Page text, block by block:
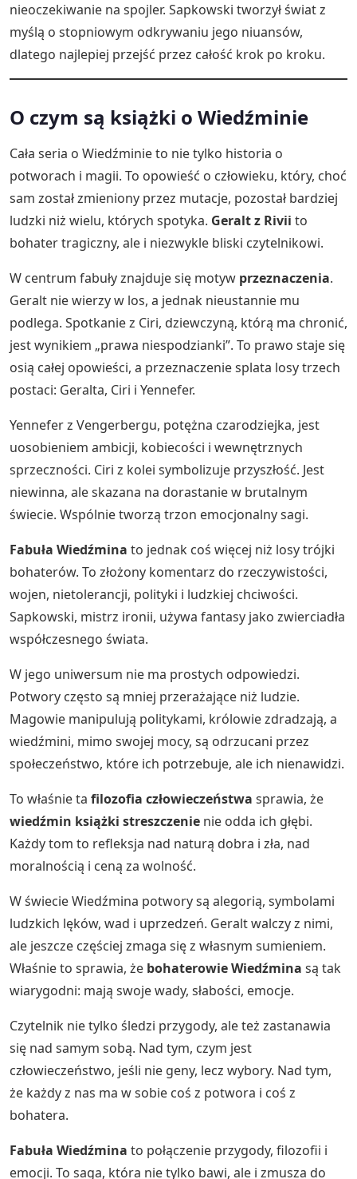
nieoczekiwanie na spojler. Sapkowski tworzył świat z
myślą o stopniowym odkrywaniu jego niuansów,
dlatego najlepiej przejść przez całość krok po kroku.
O czym są książki o Wiedźminie
Cała seria o Wiedźminie to nie tylko historia o
potworach i magii. To opowieść o człowieku, który, choć
sam został zmieniony przez mutacje, pozostał bardziej
ludzki niż wielu, których spotyka. Geralt z Rivii to
bohater tragiczny, ale i niezwykle bliski czytelnikowi.
W centrum fabuły znajduje się motyw przeznaczenia.
Geralt nie wierzy w los, a jednak nieustannie mu
podlega. Spotkanie z Ciri, dziewczyną, którą ma chronić,
jest wynikiem „prawa niespodzianki”. To prawo staje się
osią całej opowieści, a przeznaczenie splata losy trzech
postaci: Geralta, Ciri i Yennefer.
Yennefer z Vengerbergu, potężna czarodziejka, jest
uosobieniem ambicji, kobiecości i wewnętrznych
sprzeczności. Ciri z kolei symbolizuje przyszłość. Jest
niewinna, ale skazana na dorastanie w brutalnym
świecie. Wspólnie tworzą trzon emocjonalny sagi.
Fabuła Wiedźmina to jednak coś więcej niż losy trójki
bohaterów. To złożony komentarz do rzeczywistości,
wojen, nietolerancji, polityki i ludzkiej chciwości.
Sapkowski, mistrz ironii, używa fantasy jako zwierciadła
współczesnego świata.
W jego uniwersum nie ma prostych odpowiedzi.
Potwory często są mniej przerażające niż ludzie.
Magowie manipulują politykami, królowie zdradzają, a
wiedźmini, mimo swojej mocy, są odrzucani przez
społeczeństwo, które ich potrzebuje, ale ich nienawidzi.
To właśnie ta filozofia człowieczeństwa sprawia, że
wiedźmin książki streszczenie nie odda ich głębi.
Każdy tom to refleksja nad naturą dobra i zła, nad
moralnością i ceną za wolność.
W świecie Wiedźmina potwory są alegorią, symbolami
ludzkich lęków, wad i uprzedzeń. Geralt walczy z nimi,
ale jeszcze częściej zmaga się z własnym sumieniem.
Właśnie to sprawia, że bohaterowie Wiedźmina są tak
wiarygodni: mają swoje wady, słabości, emocje.
Czytelnik nie tylko śledzi przygody, ale też zastanawia
się nad samym sobą. Nad tym, czym jest
człowieczeństwo, jeśli nie geny, lecz wybory. Nad tym,
że każdy z nas ma w sobie coś z potwora i coś z
bohatera.
Fabuła Wiedźmina to połączenie przygody, filozofii i
emocji. To saga, która nie tylko bawi, ale i zmusza do